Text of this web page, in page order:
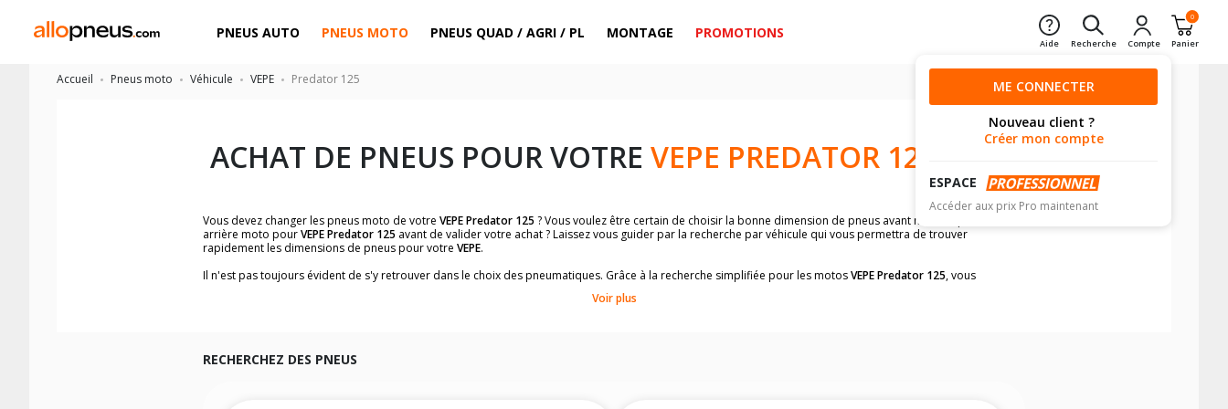
PNEUS AUTO PNEUS MOTO PNEUS QUAD / AGRI / PL MONTAGE PROMOTIONS
Aide Recherche Compte
0
Panier
ME CONNECTER
Nouveau client ?
Créer mon compte
ESPACE
Accéder aux prix Pro maintenant
Accueil Pneus moto Véhicule VEPE Predator 125
ACHAT DE PNEUS POUR VOTRE VEPE PREDATOR 125
Vous devez changer les pneus moto de votre VEPE Predator 125 ? Vous voulez être certain de choisir la bonne dimension de pneus avant moto et pneus
arrière moto pourVEPE Predator 125 avant de valider votre achat ? Laissez vous guider par la recherche par véhicule qui vous permettra de trouver
rapidement les dimensions de pneus pour votre VEPE.
Il n'est pas toujours évident de s'y retrouver dans le choix des pneumatiques. Grâce à la recherche simplifiée pour les motosVEPE Predator 125, vous
Vous ne savez pas comment trouver les dimensions de vos pneus ? Ces informations sont indiquées sur le flanc des pneumatiques, dans le carnet de bord de
facilement.
Voir plus
RECHERCHEZ DES PNEUS